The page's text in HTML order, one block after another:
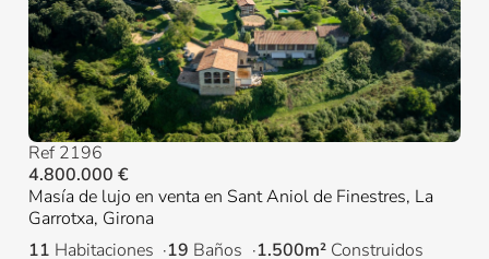
Ref 2196
4.800.000 €
Masía de lujo en venta en Sant Aniol de Finestres, La
Garrotxa, Girona
11 Habitaciones 19 Baños 1.500m² Construidos